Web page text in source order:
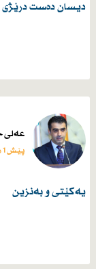
دیسان دەست
عەلی
پێش 1 هەفتە
یەكێتی و بەنزین